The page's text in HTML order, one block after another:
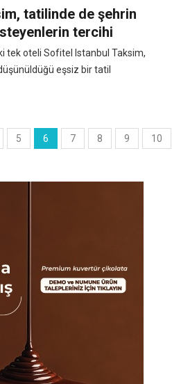
tatilinde de şehrin
tercihi
tek oteli Sofitel Istanbul Taksim,
eşsiz bir tatil
5 6 7 8 9 10